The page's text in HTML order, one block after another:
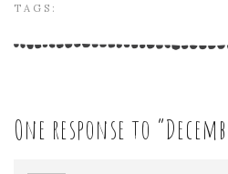
TAGS:
One response to “